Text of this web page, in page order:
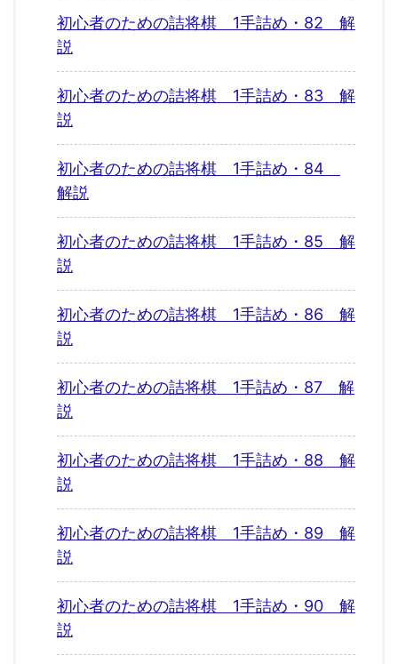
初心者のための詰将棋 1手詰め・82 解
説
初心者のための詰将棋 1手詰め・83 解
説
初心者のための詰将棋 1手詰め・84
解説
初心者のための詰将棋 1手詰め・85 解
説
初心者のための詰将棋 1手詰め・86 解
説
初心者のための詰将棋 1手詰め・87 解
説
初心者のための詰将棋 1手詰め・88 解
説
初心者のための詰将棋 1手詰め・89 解
説
初心者のための詰将棋 1手詰め・90 解
説